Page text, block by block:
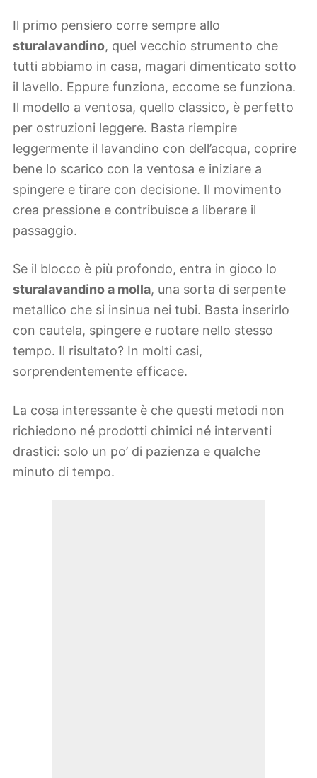
Il primo pensiero corre sempre allo
sturalavandino, quel vecchio strumento che
tutti abbiamo in casa, magari dimenticato sotto
il lavello. Eppure funziona, eccome se funziona.
Il modello a ventosa, quello classico, è perfetto
per ostruzioni leggere. Basta riempire
leggermente il lavandino con dell’acqua, coprire
bene lo scarico con la ventosa e iniziare a
spingere e tirare con decisione. Il movimento
crea pressione e contribuisce a liberare il
passaggio.
Se il blocco è più profondo, entra in gioco lo
sturalavandino a molla, una sorta di serpente
metallico che si insinua nei tubi. Basta inserirlo
con cautela, spingere e ruotare nello stesso
tempo. Il risultato? In molti casi,
sorprendentemente efficace.
La cosa interessante è che questi metodi non
richiedono né prodotti chimici né interventi
drastici: solo un po’ di pazienza e qualche
minuto di tempo.